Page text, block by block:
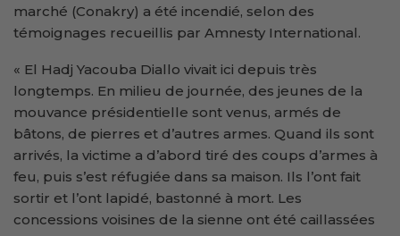
marché (Conakry) a été incendié, selon des
témoignages recueillis par Amnesty International.
« El Hadj Yacouba Diallo vivait ici depuis très
longtemps. En milieu de journée, des jeunes de la
mouvance présidentielle sont venus, armés de
bâtons, de pierres et d’autres armes. Quand ils sont
arrivés, la victime a d’abord tiré des coups d’armes à
feu, puis s’est réfugiée dans sa maison. Ils l’ont fait
sortir et l’ont lapidé, bastonné à mort. Les
concessions voisines de la sienne ont été caillassées